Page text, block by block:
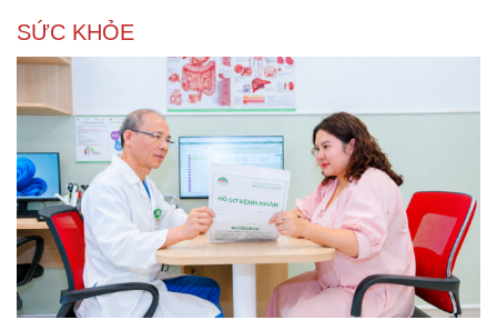
SỨC KHỎE